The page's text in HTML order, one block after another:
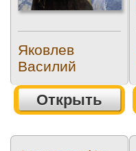
Яковлев
Василий
Открыть